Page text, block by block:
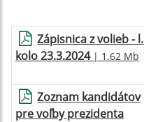
Zápisnica z volieb - l.
kolo 23.3.2024| 1.62 Mb
Zoznam kandidátov
pre voľby prezidenta